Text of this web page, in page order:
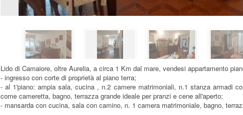
Lido di Camaiore, oltre Aurelia, a circa 1 Km dal mare, vendesi appartamento
- ingresso con corte di proprietà al piano terra;
- al 1'piano: ampia sala, cucina , n.2 camere matrimoniali, n.1 stanza armadi
come cameretta, bagno, terrazza grande ideale per pranzi e cene all'aperto;
- mansarda con cucina, sala con camino, n. 1 camera matrimoniale, bagno,